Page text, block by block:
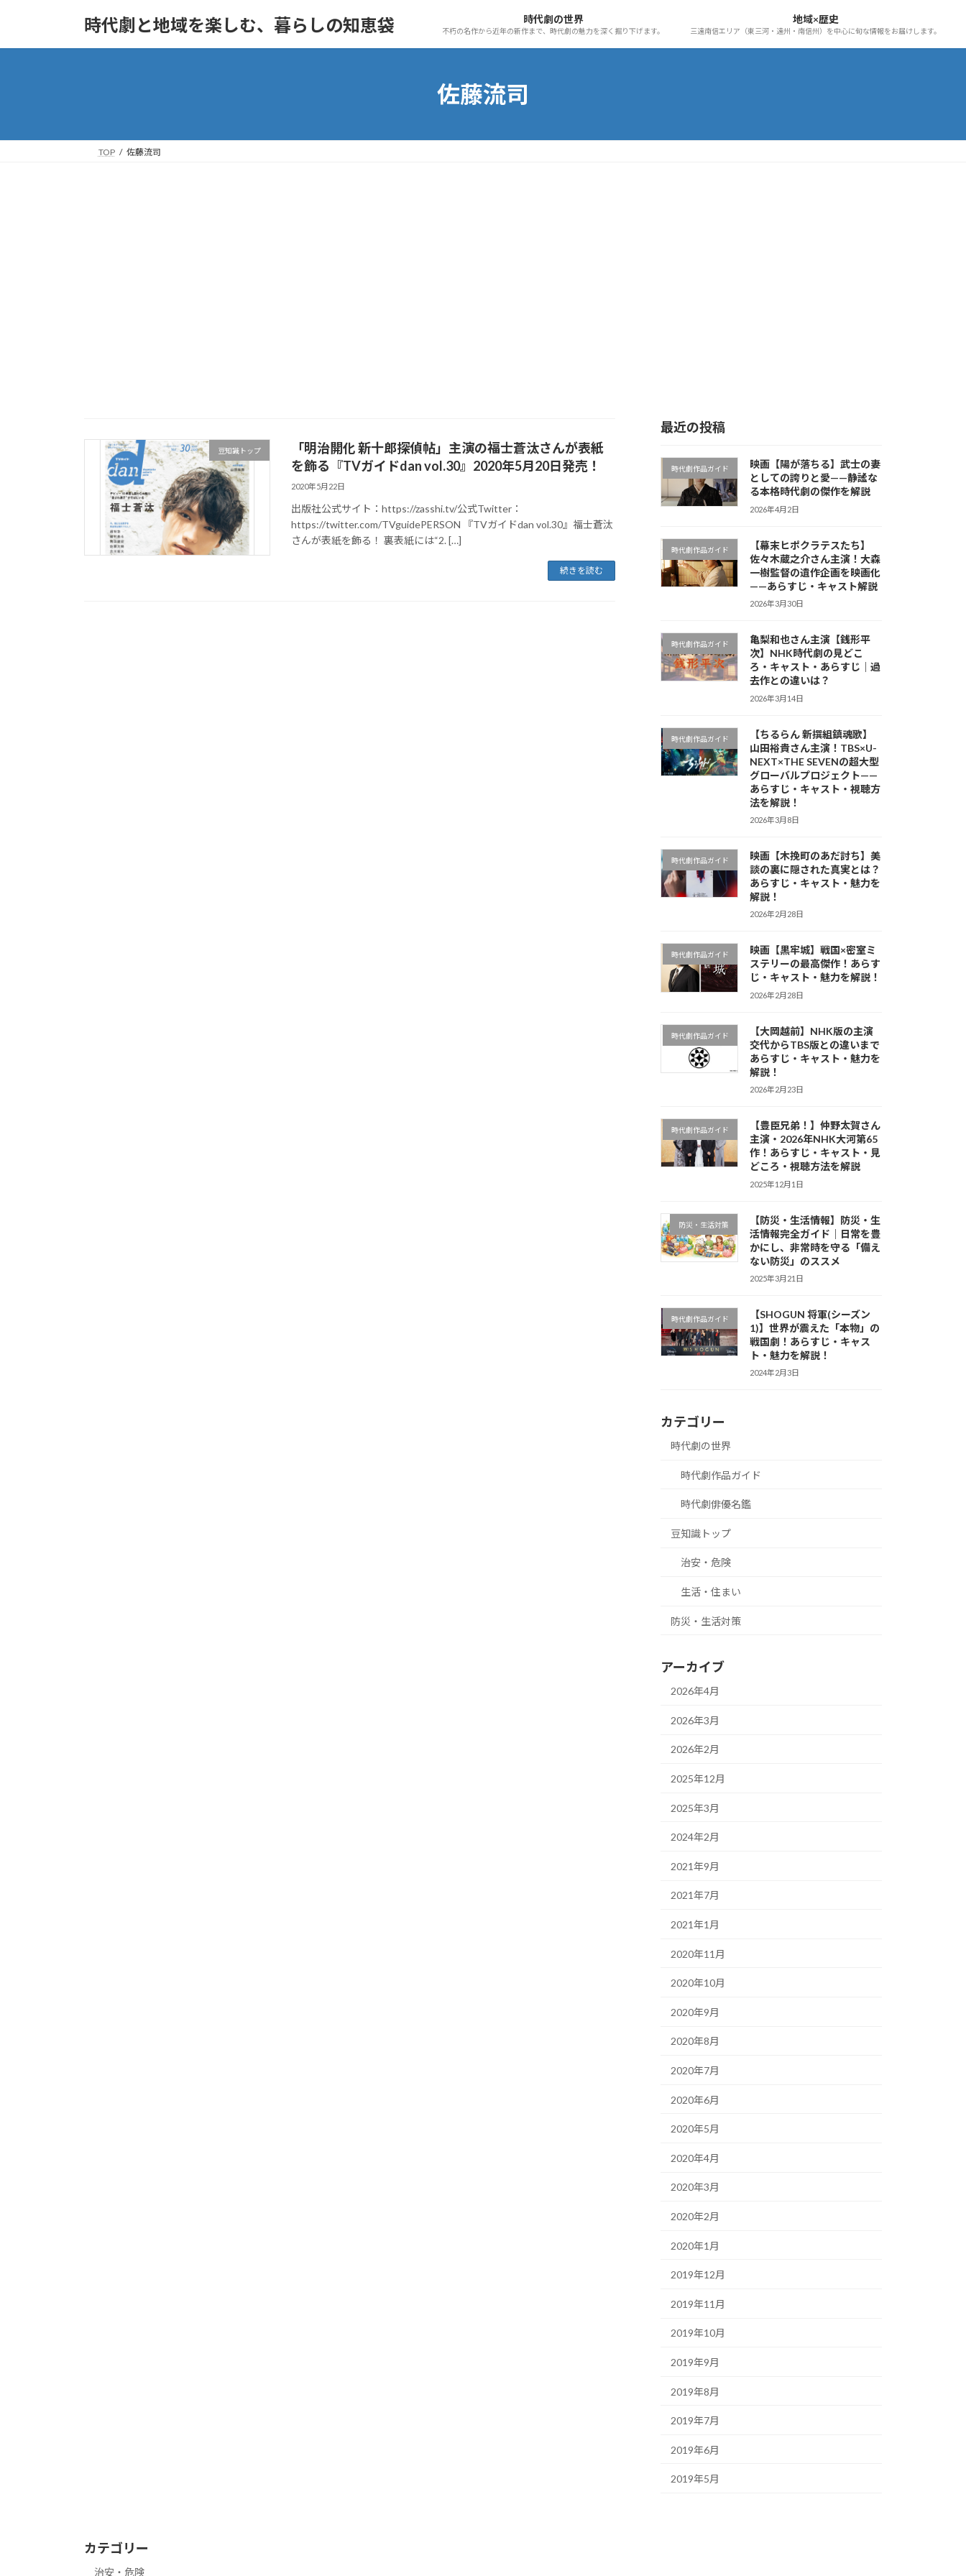
時代劇と地域を楽しむ、暮らしの知恵袋 時代劇の世界
不朽の名作から近年の新作まで、時代劇の魅力を深く掘り下げます。
地域×歴史
三遠南信エリア（東三河・遠州・南信州）を中心に旬な情報をお届けします。
佐藤流司
TOP 佐藤流司
豆知識トップ
「明治開化 新十郎探偵帖」主演の福士蒼汰さんが表紙
を飾る『TVガイドdan vol.30』2020年5月20日発売！
2020年5月22日
出版社公式サイト：https://zasshi.tv/公式Twitter：
https://twitter.com/TVguidePERSON 『TVガイドdan vol.30』福士蒼汰
さんが表紙を飾る！ 裏表紙には“2. […]
続きを読む
最近の投稿
時代劇作品ガイド
映画【陽が落ちる】武士の妻
としての誇りと愛——静謐な
る本格時代劇の傑作を解説
2026年4月2日
時代劇作品ガイド
【幕末ヒポクラテスたち】
佐々木蔵之介さん主演！大森
一樹監督の遺作企画を映画化
——あらすじ・キャスト解説
2026年3月30日
時代劇作品ガイド
亀梨和也さん主演【銭形平
次】NHK時代劇の見どこ
ろ・キャスト・あらすじ｜過
去作との違いは？
2026年3月14日
時代劇作品ガイド
【ちるらん 新撰組鎮魂歌】
山田裕貴さん主演！TBS×U-
NEXT×THE SEVENの超大型
グローバルプロジェクト——
あらすじ・キャスト・視聴方
法を解説！
2026年3月8日
時代劇作品ガイド
映画【木挽町のあだ討ち】美
談の裏に隠された真実とは？
あらすじ・キャスト・魅力を
解説！
2026年2月28日
時代劇作品ガイド
映画【黒牢城】戦国×密室ミ
ステリーの最高傑作！あらす
じ・キャスト・魅力を解説！
2026年2月28日
時代劇作品ガイド
【大岡越前】NHK版の主演
交代からTBS版との違いまで
あらすじ・キャスト・魅力を
解説！
2026年2月23日
時代劇作品ガイド
【豊臣兄弟！】仲野太賀さん
主演・2026年NHK大河第65
作！あらすじ・キャスト・見
どころ・視聴方法を解説
2025年12月1日
防災・生活対策
【防災・生活情報】防災・生
活情報完全ガイド｜日常を豊
かにし、非常時を守る「備え
ない防災」のススメ
2025年3月21日
時代劇作品ガイド
【SHOGUN 将軍(シーズン
1)】世界が震えた「本物」の
戦国劇！あらすじ・キャス
ト・魅力を解説！
2024年2月3日
カテゴリー
時代劇の世界
時代劇作品ガイド
時代劇俳優名鑑
豆知識トップ
治安・危険
生活・住まい
防災・生活対策
アーカイブ
2026年4月
2026年3月
2026年2月
2025年12月
2025年3月
2024年2月
2021年9月
2021年7月
2021年1月
2020年11月
2020年10月
2020年9月
2020年8月
2020年7月
2020年6月
2020年5月
2020年4月
2020年3月
2020年2月
2020年1月
2019年12月
2019年11月
2019年10月
2019年9月
2019年8月
2019年7月
2019年6月
2019年5月
カテゴリー
治安・危険